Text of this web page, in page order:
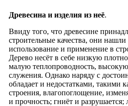
Древесина и изделия из неё.
Ввиду того, что древесине
строительные качества, они нашли
использование и применение в
Дерево несёт в себе низкую
малую теплопроводность, высокую
служения. Однако наряду с
обладает и недостатками, такими
строения, влагопоглощение,
и прочность; гниёт и разрушается;